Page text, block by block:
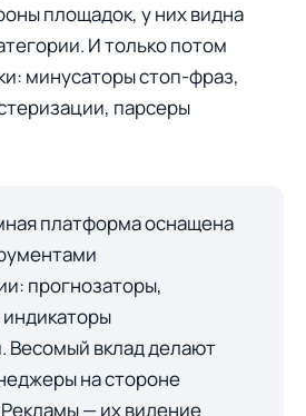
площадок, у них видна
И только потом
минусаторы стоп-фраз,
парсеры
платформа оснащена
прогнозаторы,
Весомый вклад делают
на стороне
— их видение